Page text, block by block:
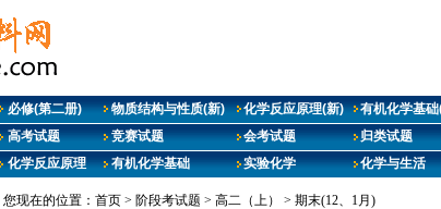
必修(第二册) 物质结构与性质(新) 化学反应原理(新) 有机化学基
高考试题 竞赛试题 会考试题 归类试题
化学反应原理 有机化学基础 实验化学 化学与生活
您现在的位置： 首页 > 阶段考试题 > 高二（上） > 期末(12、1月)